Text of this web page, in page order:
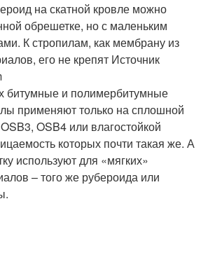
на скатной кровле можно
обрешетке, но с маленьким
К стропилам, как мембрану из
его не крепят Источник
битумные и полимербитумные
применяют только на сплошной
OSB4 или влагостойкой
которых почти такая же. А
используют для «мягких»
– того же рубероида или